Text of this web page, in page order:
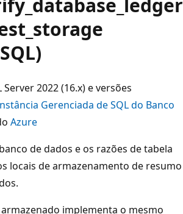
Server 2022 (16.x) e versões
Gerenciada de SQL do Banco
Azure
de dados e os razões de tabela
locais de armazenamento de resumo
implementa o mesmo